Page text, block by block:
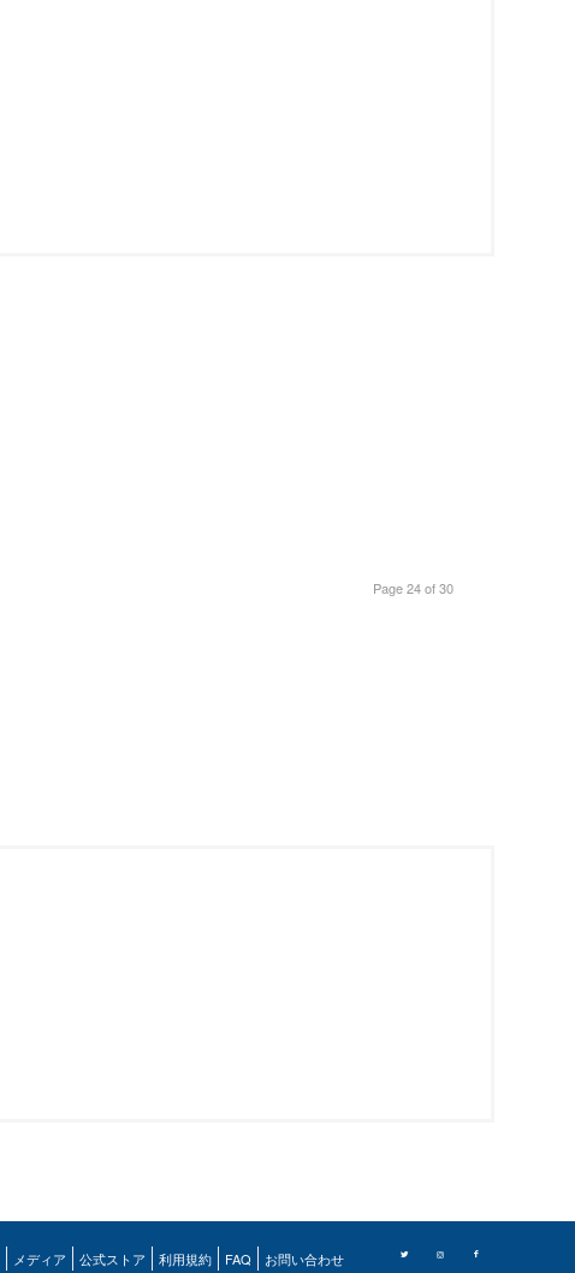
Page 24 of 30
メディア 公式ストア 利用規約 FAQ お問い合わせ